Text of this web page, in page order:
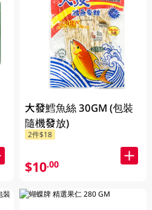
大發鱈魚絲 30GM (包裝
隨機發放)
2件$18
$10.00